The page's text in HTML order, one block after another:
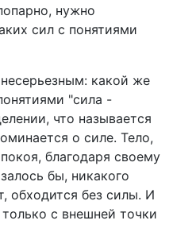
нужно
сил с понятиями
какой же
"сила -
что называется
о силе. Тело,
благодаря своему
бы, никакого
обходится без силы. И
с внешней точки